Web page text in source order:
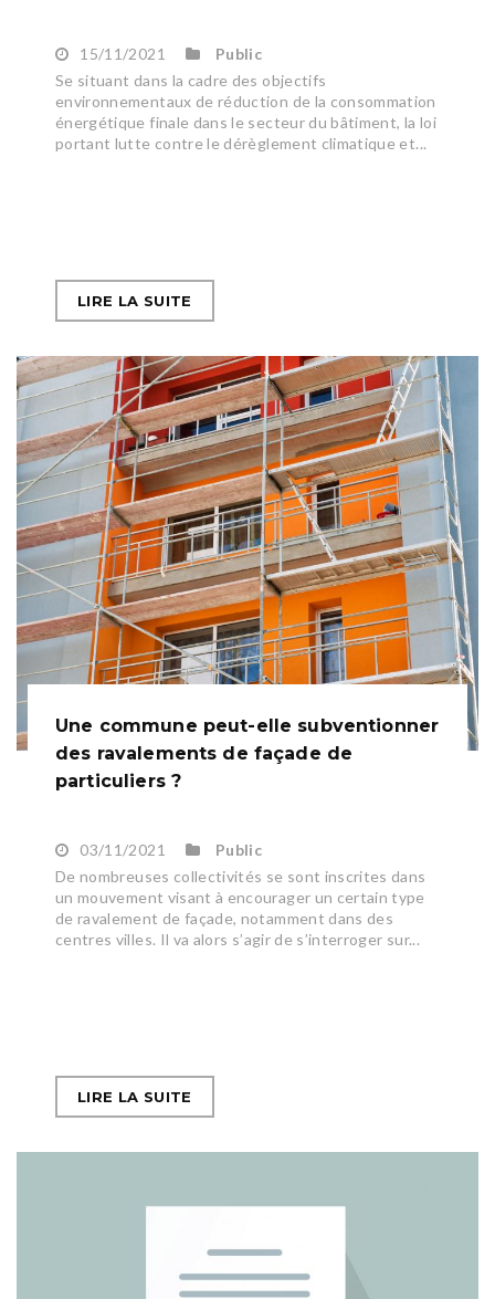
15/11/2021
Public
Se situant dans la cadre des objectifs
environnementaux de réduction de la consommation
énergétique finale dans le secteur du bâtiment, la loi
portant lutte contre le dérèglement climatique et...
LIRE LA SUITE
Une commune peut-elle subventionner
des ravalements de façade de
particuliers ?
03/11/2021
Public
De nombreuses collectivités se sont inscrites dans
un mouvement visant à encourager un certain type
de ravalement de façade, notamment dans des
centres villes. Il va alors s’agir de s’interroger sur...
LIRE LA SUITE